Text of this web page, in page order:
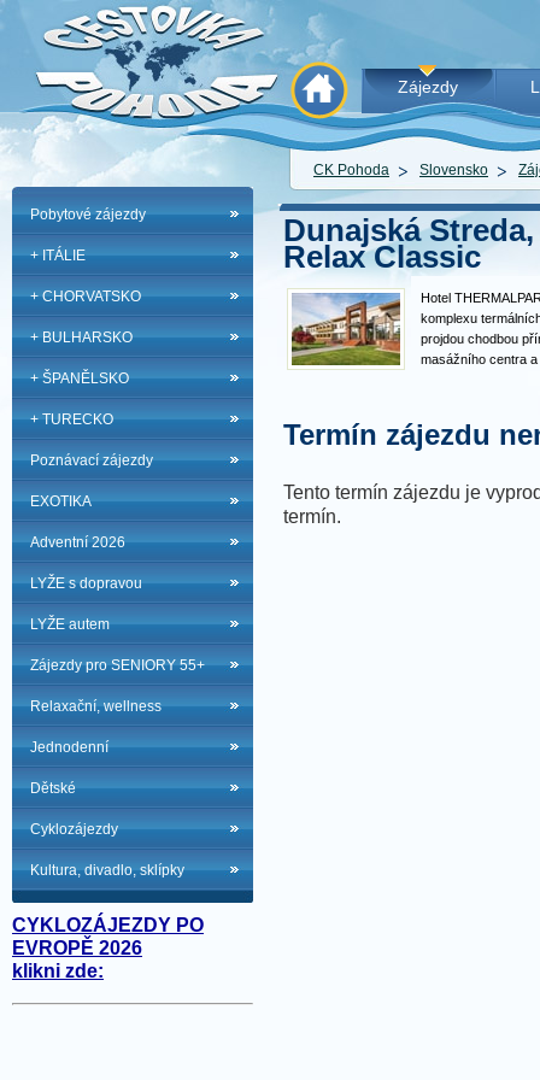
Zájezdy
CK Pohoda Slovensko
Pobytové zájezdy
+ ITÁLIE
+ CHORVATSKO
+ BULHARSKO
+ ŠPANĚLSKO
+ TURECKO
Poznávací zájezdy
EXOTIKA
Adventní 2026
LYŽE s dopravou
LYŽE autem
Zájezdy pro SENIORY 55+
Relaxační, wellness
Jednodenní
Dětské
Cyklozájezdy
Kultura, divadlo, sklípky
CYKLOZÁJEZDY PO
EVROPĚ 2026
klikni zde:
Dunajská
Relax Classic
Hotel
komplexu
projdou chodbou
masážního centra
Termín zájezdu
Tento termín zájezdu je
termín.